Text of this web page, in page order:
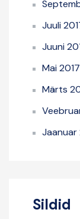
Juuli
Juuni
Mai 2017
Märts
Jaanuar
Sildid